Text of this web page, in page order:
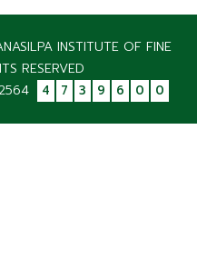
INSTITUTE OF FINE
RESERVED
4 7 3 9 6 0 0